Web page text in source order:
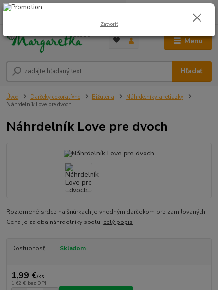
Menu
Hľadať
0948 236 042
0,00 €
Úvod Darčeky dekoratívne Bižutéria
Náhrdelníky a retiazky
Náhrdelník Love pre dvoch
Náhrdelník Love pre dvoch
Rozlomené srdce na šnúrkach je vhodným darčekom pre zamilovaných.
Cena je za oba náhrdelníky spolu. celý popis
Dostupnosť Skladom
1,99 €/ks
1,62 € bez DPH
Zatvoriť